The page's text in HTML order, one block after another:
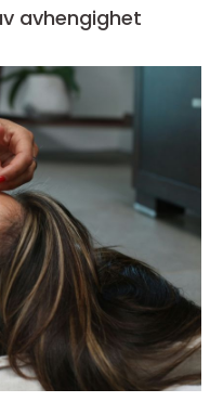
ut av avhengighet